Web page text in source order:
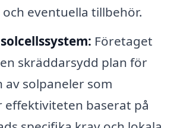
eventuella tillbehör.
Företaget
skräddarsydd plan för
av solpaneler som
effektiviteten baserat på